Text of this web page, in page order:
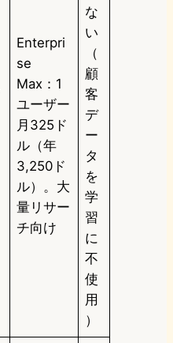
Enterpri
se
Max：1
ユーザー
月325ド
ル（年
3,250ド
ル）。大
量リサー
チ向け
な
い
（
顧
客
デ
ー
タ
を
学
習
に
不
使
用
）